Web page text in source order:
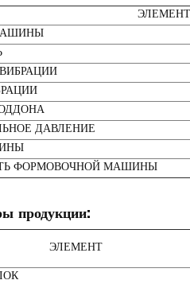
ЭЛЕМЕНТ
ДАВЛЕНИЕ
ФОРМОВОЧНОЙ МАШИНЫ
продукции:
ЭЛЕМЕНТ